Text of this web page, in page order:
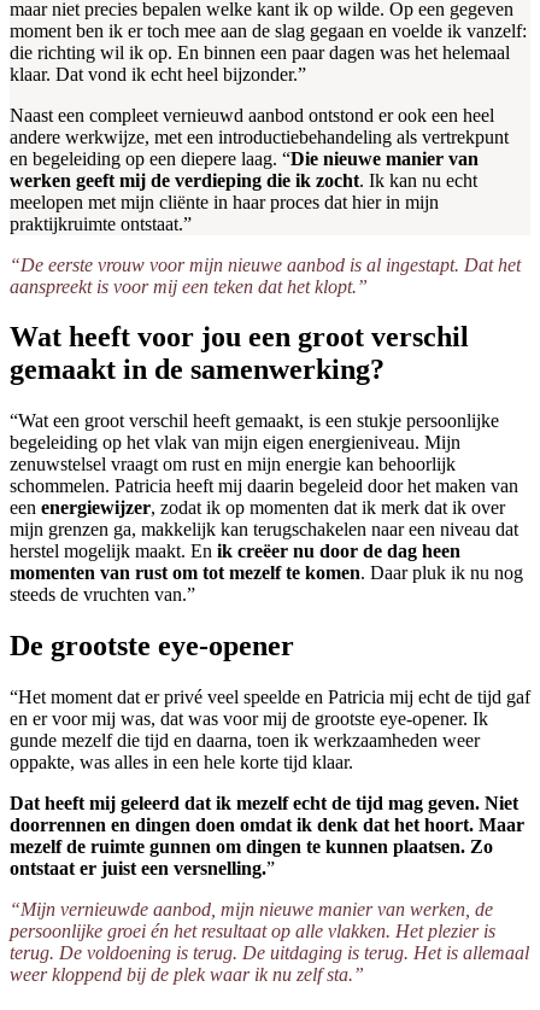
maar niet precies bepalen welke kant ik op wilde. Op een gegeven
moment ben ik er toch mee aan de slag gegaan en voelde ik vanzelf:
die richting wil ik op. En binnen een paar dagen was het helemaal
klaar. Dat vond ik echt heel bijzonder.”
Naast een compleet vernieuwd aanbod ontstond er ook een heel
andere werkwijze, met een introductiebehandeling als vertrekpunt
en begeleiding op een diepere laag. “Die nieuwe manier van
werken geeft mij de verdieping die ik zocht. Ik kan nu echt
meelopen met mijn cliënte in haar proces dat hier in mijn
praktijkruimte ontstaat.”
“De eerste vrouw voor mijn nieuwe aanbod is al ingestapt. Dat het
aanspreekt is voor mij een teken dat het klopt.”
Wat heeft voor jou een groot verschil
gemaakt in de samenwerking?
“Wat een groot verschil heeft gemaakt, is een stukje persoonlijke
begeleiding op het vlak van mijn eigen energieniveau. Mijn
zenuwstelsel vraagt om rust en mijn energie kan behoorlijk
schommelen. Patricia heeft mij daarin begeleid door het maken van
een energiewijzer, zodat ik op momenten dat ik merk dat ik over
mijn grenzen ga, makkelijk kan terugschakelen naar een niveau dat
herstel mogelijk maakt. En ik creëer nu door de dag heen
momenten van rust om tot mezelf te komen. Daar pluk ik nu nog
steeds de vruchten van.”
De grootste eye-opener
“Het moment dat er privé veel speelde en Patricia mij echt de tijd gaf
en er voor mij was, dat was voor mij de grootste eye-opener. Ik
gunde mezelf die tijd en daarna, toen ik werkzaamheden weer
oppakte, was alles in een hele korte tijd klaar.
Dat heeft mij geleerd dat ik mezelf echt de tijd mag geven. Niet
doorrennen en dingen doen omdat ik denk dat het hoort. Maar
mezelf de ruimte gunnen om dingen te kunnen plaatsen. Zo
ontstaat er juist een versnelling.”
“Mijn vernieuwde aanbod, mijn nieuwe manier van werken, de
persoonlijke groei én het resultaat op alle vlakken. Het plezier is
terug. De voldoening is terug. De uitdaging is terug. Het is allemaal
weer kloppend bij de plek waar ik nu zelf sta.”